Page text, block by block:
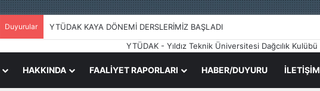
Duyurular YTÜDAK 2023-2024 EĞİTİM PROGRAMI
HAKKINDA FAALIYET RAPORLARI HABER/DUYURU İLETİŞİM